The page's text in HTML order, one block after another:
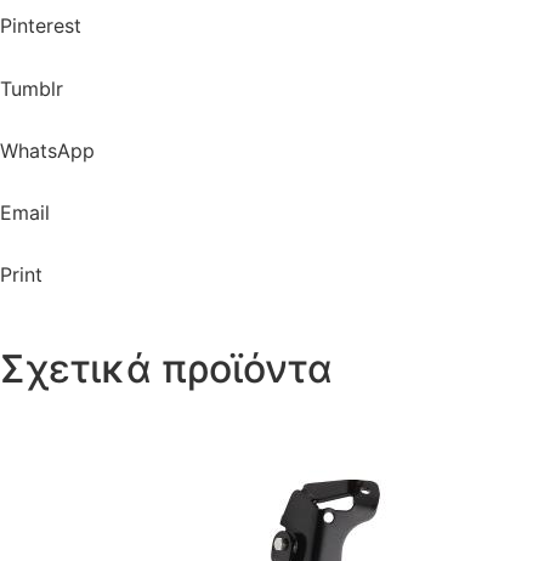
Pinterest
Tumblr
WhatsApp
Email
Print
Σχετικά προϊόντα